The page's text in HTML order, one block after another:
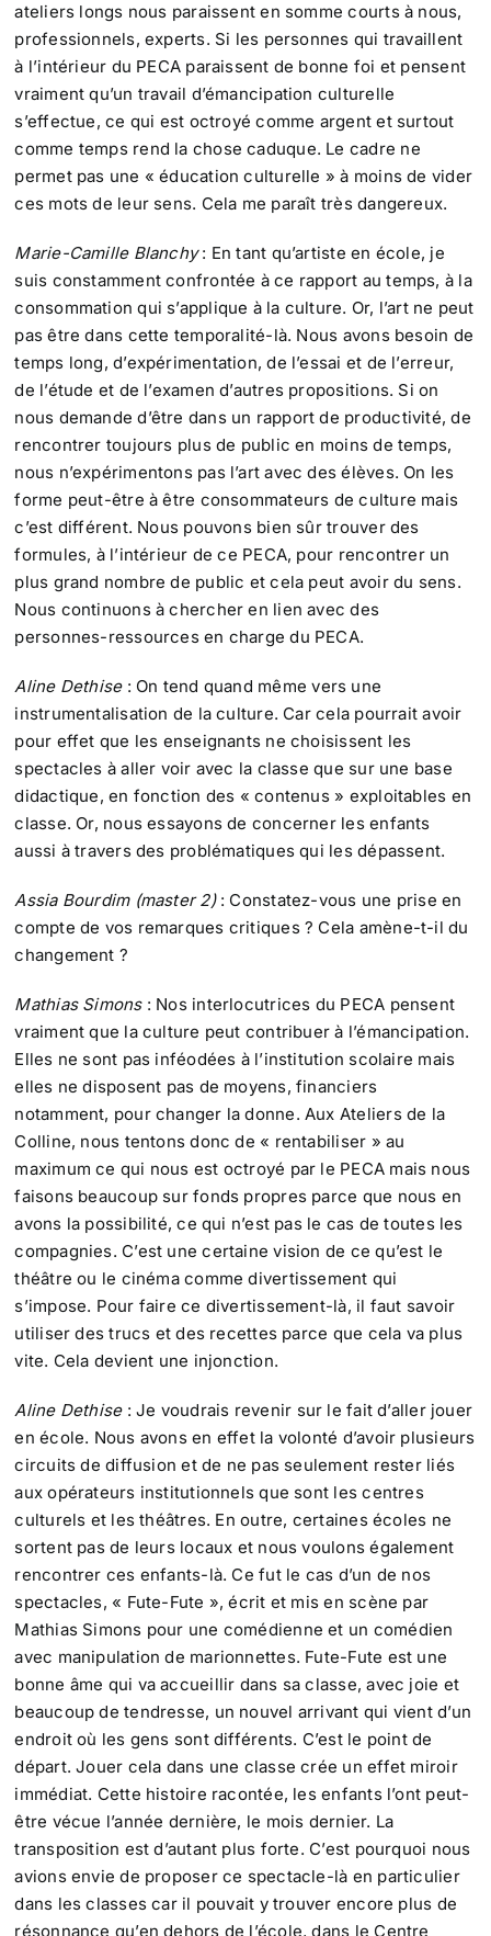
ateliers longs nous paraissent en somme courts à nous,
professionnels, experts. Si les personnes qui travaillent
à l’intérieur du PECA paraissent de bonne foi et pensent
vraiment qu’un travail d’émancipation culturelle
s’effectue, ce qui est octroyé comme argent et surtout
comme temps rend la chose caduque. Le cadre ne
permet pas une « éducation culturelle » à moins de vider
ces mots de leur sens. Cela me paraît très dangereux.
Marie-Camille Blanchy: En tant qu’artiste en école, je
suis constamment confrontée à ce rapport au temps, à la
consommation qui s’applique à la culture. Or, l’art ne peut
pas être dans cette temporalité-là. Nous avons besoin de
temps long, d’expérimentation, de l’essai et de l’erreur,
de l’étude et de l’examen d’autres propositions. Si on
nous demande d’être dans un rapport de productivité, de
rencontrer toujours plus de public en moins de temps,
nous n’expérimentons pas l’art avec des élèves. On les
forme peut-être à être consommateurs de culture mais
c’est différent. Nous pouvons bien sûr trouver des
formules, à l’intérieur de ce PECA, pour rencontrer un
plus grand nombre de public et cela peut avoir du sens.
Nous continuons à chercher en lien avec des
personnes-ressources en charge du PECA.
Aline Dethise: On tend quand même vers une
instrumentalisation de la culture. Car cela pourrait avoir
pour effet que les enseignants ne choisissent les
spectacles à aller voir avec la classe que sur une base
didactique, en fonction des « contenus » exploitables en
classe. Or, nous essayons de concerner les enfants
aussi à travers des problématiques qui les dépassent.
Assia Bourdim (master 2): Constatez-vous une prise en
compte de vos remarques critiques ? Cela amène-t-il du
changement ?
Mathias Simons: Nos interlocutrices du PECA pensent
vraiment que la culture peut contribuer à l’émancipation.
Elles ne sont pas inféodées à l’institution scolaire mais
elles ne disposent pas de moyens, financiers
notamment, pour changer la donne. Aux Ateliers de la
Colline, nous tentons donc de « rentabiliser » au
maximum ce qui nous est octroyé par le PECA mais nous
faisons beaucoup sur fonds propres parce que nous en
avons la possibilité, ce qui n’est pas le cas de toutes les
compagnies. C’est une certaine vision de ce qu’est le
théâtre ou le cinéma comme divertissement qui
s’impose. Pour faire ce divertissement-là, il faut savoir
utiliser des trucs et des recettes parce que cela va plus
vite. Cela devient une injonction.
Aline Dethise: Je voudrais revenir sur le fait d’aller jouer
en école. Nous avons en effet la volonté d’avoir plusieurs
circuits de diffusion et de ne pas seulement rester liés
aux opérateurs institutionnels que sont les centres
culturels et les théâtres. En outre, certaines écoles ne
sortent pas de leurs locaux et nous voulons également
rencontrer ces enfants-là. Ce fut le cas d’un de nos
spectacles, « Fute-Fute », écrit et mis en scène par
Mathias Simons pour une comédienne et un comédien
avec manipulation de marionnettes. Fute-Fute est une
bonne âme qui va accueillir dans sa classe, avec joie et
beaucoup de tendresse, un nouvel arrivant qui vient d’un
endroit où les gens sont différents. C’est le point de
départ. Jouer cela dans une classe crée un effet miroir
immédiat. Cette histoire racontée, les enfants l’ont peut-
être vécue l’année dernière, le mois dernier. La
transposition est d’autant plus forte. C’est pourquoi nous
avions envie de proposer ce spectacle-là en particulier
dans les classes car il pouvait y trouver encore plus de
résonnance qu’en dehors de l’école, dans le Centre